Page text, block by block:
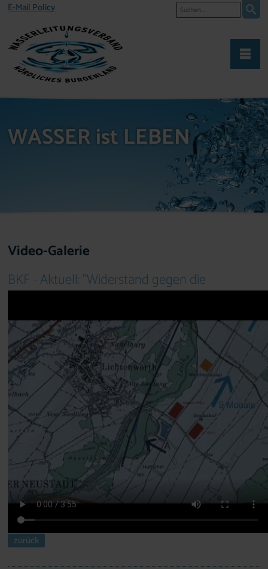
E-Mail Policy Suche
WASSER ist LEBEN
Video-Galerie
BKF - Aktuell: "Widerstand gegen die
Ausbreitung von Schweinefabriken"
Dauer: ca. 3,9 Min | Datum: 01.03.10
zurück